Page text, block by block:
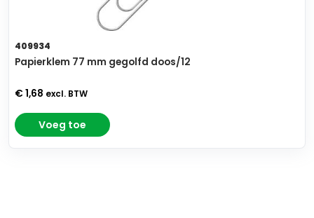
409934
Papierklem 77 mm gegolfd doos/12
€ 1,68 excl. BTW
Voeg toe